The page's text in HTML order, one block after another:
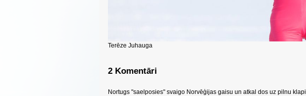
Terēze Juhauga
2 Komentāri
Nortugs "saelposies" svaigo Norvēģijas gaisu un atkal dos uz pilnu klapi.